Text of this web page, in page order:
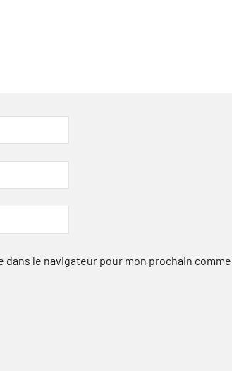
le navigateur pour mon prochain